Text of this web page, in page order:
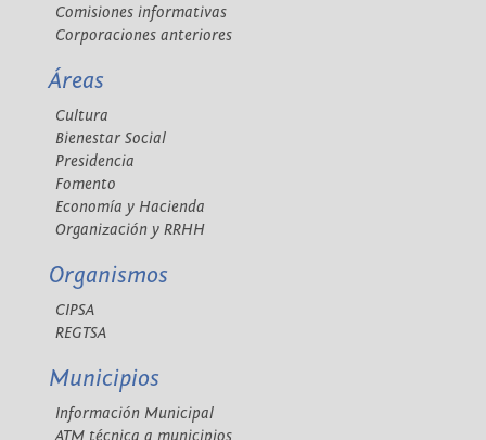
Comisiones informativas
Corporaciones anteriores
Áreas
Cultura
Bienestar Social
Presidencia
Fomento
Economía y Hacienda
Organización y RRHH
Organismos
CIPSA
REGTSA
Municipios
Información Municipal
ATM técnica a municipios